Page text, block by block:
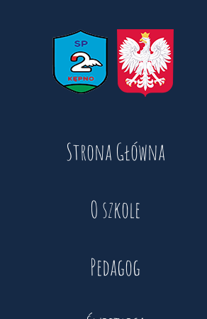
Strona Główna
O szkole
Pedagog